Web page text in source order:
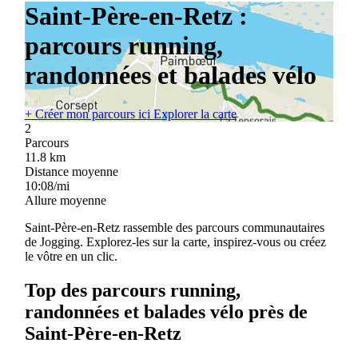
Saint-Père-en-Retz :
parcours running,
randonnées et balades vélo
+Créer mon parcours iciExplorer la carte
2
Parcours
11.8 km
Distance moyenne
10:08/mi
Allure moyenne
Saint-Père-en-Retz rassemble des parcours communautaires
de Jogging. Explorez-les sur la carte, inspirez-vous ou créez
le vôtre en un clic.
Top des parcours running,
randonnées et balades vélo près de
Saint-Père-en-Retz